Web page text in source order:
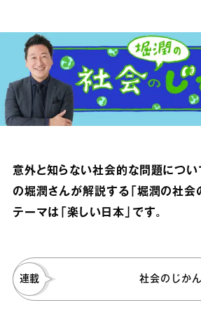
意外と知らない社会的な問題につい
の堀潤さんが解説する「堀潤の社会
テーマは「楽しい日本」です。
連載 社会のじかん